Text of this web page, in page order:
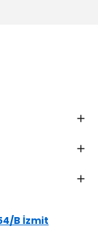
B İzmit